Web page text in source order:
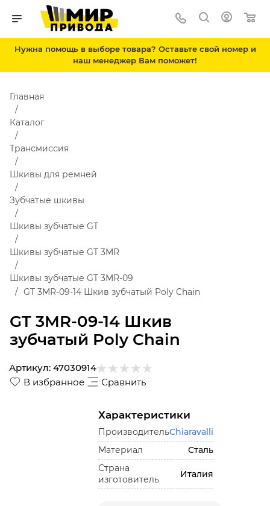
Нужна помощь в выборе товара? Оставьте свой номер и
наш менеджер Вам поможет!
GT 3MR-09-14 Шкив
зубчатый Poly Chain
Главная
Каталог
Трансмиссия
Шкивы для ремней
Зубчатые шкивы
Шкивы зубчатые GT
Шкивы зубчатые GT 3MR
Шкивы зубчатые GT 3MR-09
GT 3MR-09-14 Шкив зубчатый Poly Chain
В избранное Сравнить
Артикул: 47030914
Характеристики
ПроизводительChiaravalli
Материал
Сталь
Страна
изготовитель
Италия